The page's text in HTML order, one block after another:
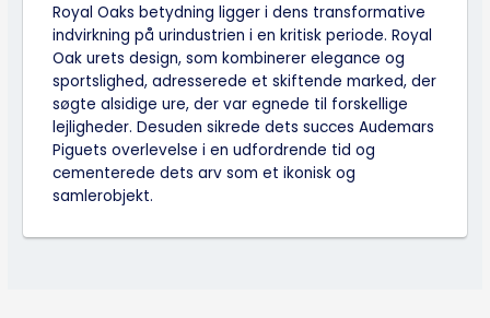
Royal Oaks betydning ligger i dens transformative
indvirkning på urindustrien i en kritisk periode. Royal
Oak urets design, som kombinerer elegance og
sportslighed, adresserede et skiftende marked, der
søgte alsidige ure, der var egnede til forskellige
lejligheder. Desuden sikrede dets succes Audemars
Piguets overlevelse i en udfordrende tid og
cementerede dets arv som et ikonisk og
samlerobjekt.